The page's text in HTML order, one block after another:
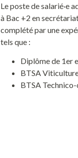
Le poste de salarié·e
à Bac +2 en
complété par une
tels que :
Diplôme de 1er
BTSA
BTSA